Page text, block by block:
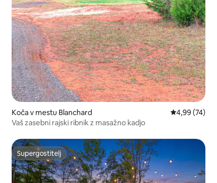
Koča v mestu Blanchard Povprečna
4,99 (74)
Vaš zasebni rajski ribnik z masažno kadjo
Supergostitelj
Supergostitelj